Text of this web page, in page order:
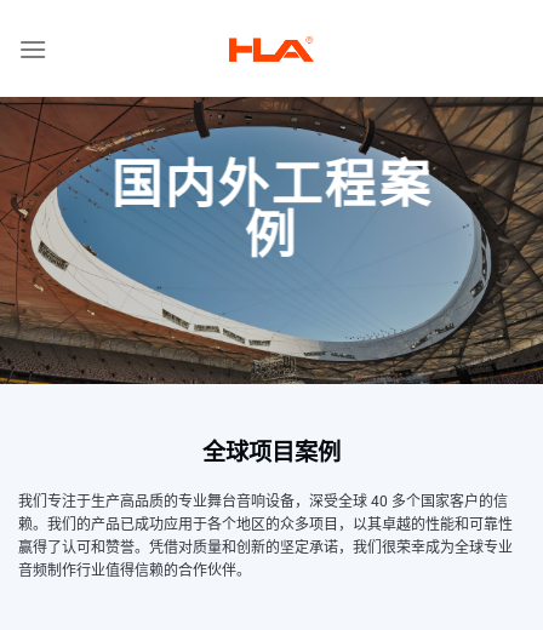
容
国内外工程案
例
全球项目案例
我们专注于生产高品质的专业舞台音响设备，深受全球 40 多个国家客户的信
赖。我们的产品已成功应用于各个地区的众多项目，以其卓越的性能和可靠性
赢得了认可和赞誉。凭借对质量和创新的坚定承诺，我们很荣幸成为全球专业
音频制作行业值得信赖的合作伙伴。